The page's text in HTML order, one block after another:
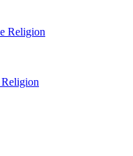
Religion